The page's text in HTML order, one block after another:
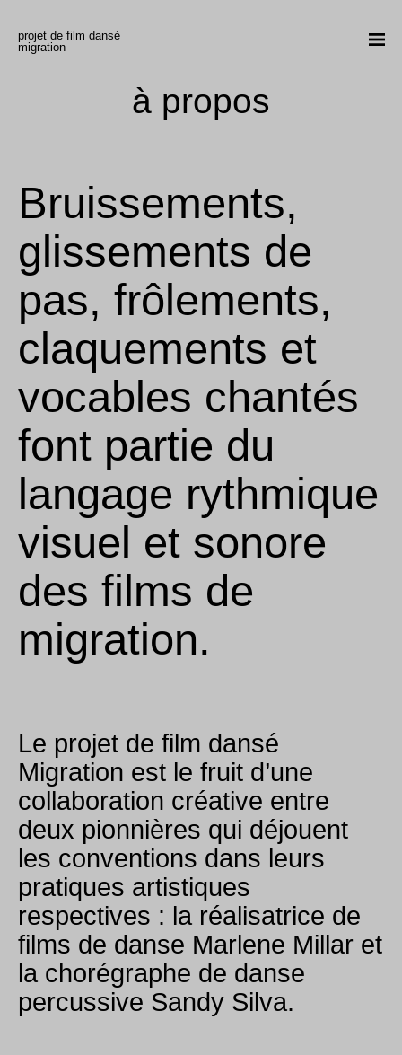
projet de film dansé
migration
mon compte
à propos
projections | actualités
nous joindre
Procession
Créative
Collaborer
à propos
Bruissements,
glissements de
pas, frôlements,
claquements et
vocables chantés
font partie du
langage rythmique
visuel et sonore
des films de
migration.
Le projet de film dansé
Migration est le fruit d’une
collaboration créative entre
deux pionnières qui déjouent
les conventions dans leurs
pratiques artistiques
respectives : la réalisatrice de
films de danse Marlene Millar et
la chorégraphe de danse
percussive Sandy Silva.